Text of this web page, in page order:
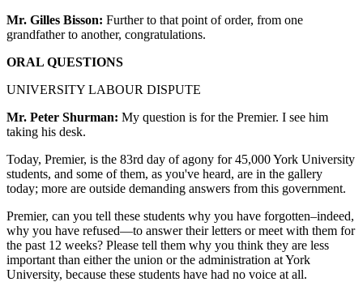
Mr. Gilles Bisson: Further to that point of order, from one
grandfather to another, congratulations.
ORAL QUESTIONS
UNIVERSITY LABOUR DISPUTE
Mr. Peter Shurman: My question is for the Premier. I see him
taking his desk.
Today, Premier, is the 83rd day of agony for 45,000 York University
students, and some of them, as you've heard, are in the gallery
today; more are outside demanding answers from this government.
Premier, can you tell these students why you have forgotten–indeed,
why you have refused—to answer their letters or meet with them for
the past 12 weeks? Please tell them why you think they are less
important than either the union or the administration at York
University, because these students have had no voice at all.